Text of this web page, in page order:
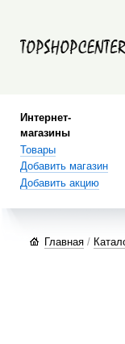
Интернет-
магазины
Товары
Добавить магазин
Добавить акцию
Главная /